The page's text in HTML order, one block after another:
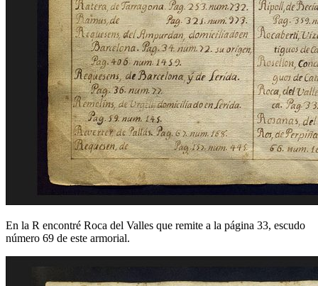
En la R encontré Roca del Valles que remite a la página 33, escudo
número 69 de este armorial.